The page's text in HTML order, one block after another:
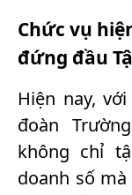
Chức vụ
đứng đầu
Hiện nay,
đoàn
không chỉ
doanh số